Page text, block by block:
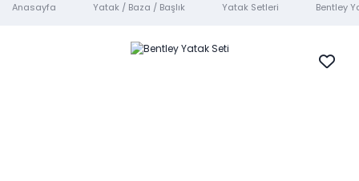
Anasayfa Yatak / Baza / Başlık Yatak Setleri Bentley